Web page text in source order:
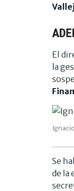
El
la
Se
de la